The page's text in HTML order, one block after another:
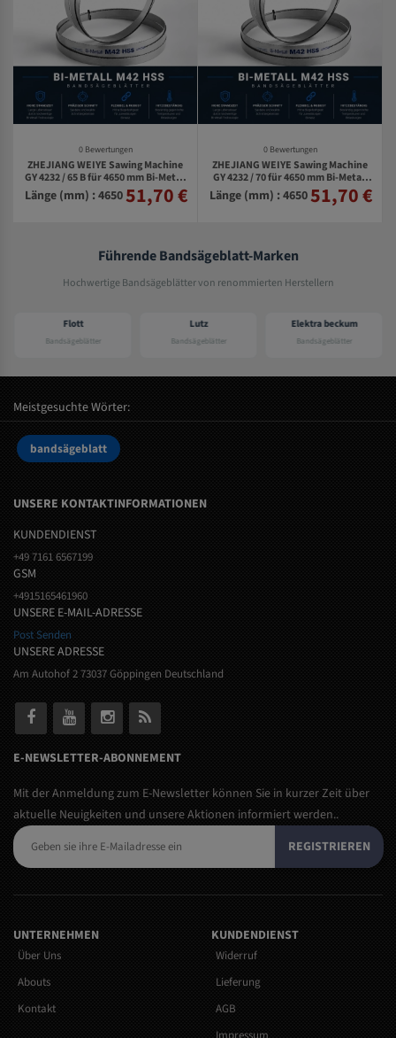
0 Bewertungen
ZHEJIANG WEIYE Sawing Machine
GY 4232 / 65 B für 4650 mm Bi-Metall
Bandsägeblätter
Länge (mm) : 465051,70 €
0 Bewertungen
ZHEJIANG WEIYE Sawing Machine
GY 4232 / 70 für 4650 mm Bi-Metall
Bandsägeblätter
Länge (mm) : 465051,70 €
Führende Bandsägeblatt-Marken
Hochwertige Bandsägeblätter von renommierten Herstellern
Flott
Bandsägeblätter
Lutz
Bandsägeblätter
Elektra beckum
Bandsägeblätter
Meistgesuchte Wörter:
bandsägeblatt
UNSERE KONTAKTINFORMATIONEN
KUNDENDIENST
+49 7161 6567199
GSM
+4915165461960
UNSERE E-MAIL-ADRESSE
Post Senden
UNSERE ADRESSE
Am Autohof 2 73037 Göppingen Deutschland
E-NEWSLETTER-ABONNEMENT
Mit der Anmeldung zum E-Newsletter können Sie in kurzer Zeit über
aktuelle Neuigkeiten und unsere Aktionen informiert werden..
REGISTRIEREN
UNTERNEHMEN
Über Uns
Abouts
Kontakt
KUNDENDIENST
Widerruf
Lieferung
AGB